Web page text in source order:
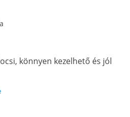
könnyen kezelhető és jól